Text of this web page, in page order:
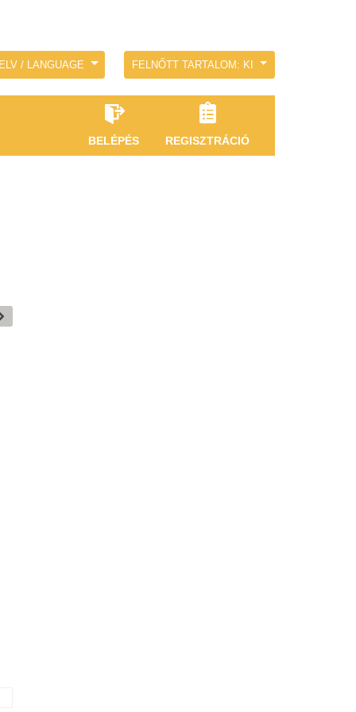
/ LANGUAGE FELNŐTT TARTALOM: KI
BELÉPÉS REGISZTRÁCIÓ